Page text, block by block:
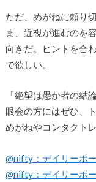
ただ、めがねに頼り
ま、近視が進むのを
向きだ。ピントを合
で欲しい。
「絶望は愚か者の結
眼会の方にはぜひ、
めがねやコンタクト
@nifty：デイリーポ
@nifty：デイリーポ